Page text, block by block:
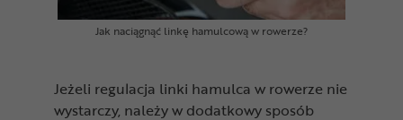
Jak naciągnąć linkę hamulcową w rowerze?
Jeżeli regulacja linki hamulca w rowerze nie
wystarczy, należy w dodatkowy sposób